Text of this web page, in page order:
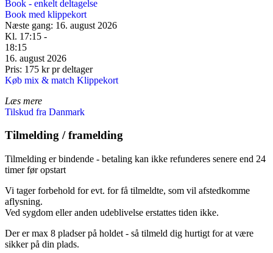
Book - enkelt deltagelse
Book med klippekort
Næste gang: 16. august 2026
Kl. 17:15 -
18:15
16. august 2026
Pris: 175 kr pr deltager
Køb mix & match Klippekort
Læs mere
Tilskud fra Danmark
Tilmelding / framelding
Tilmelding er bindende - betaling kan ikke refunderes senere end 24
timer før opstart
Vi tager forbehold for evt. for få tilmeldte, som vil afstedkomme
aflysning.
Ved sygdom eller anden udeblivelse erstattes tiden ikke.
Der er max 8 pladser på holdet - så tilmeld dig hurtigt for at være
sikker på din plads.